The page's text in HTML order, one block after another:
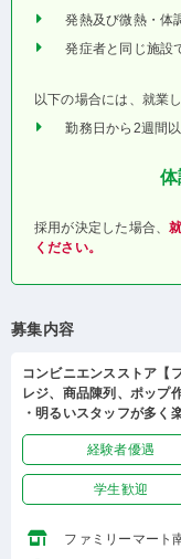
発熱及び微熱・体
発症者と同じ施設
以下の場合には、就業
勤務日から2週間
採用が決定した場合、
ください。
募集内容
コンビニエンスストア【
レジ、商品陳列、ポップ
・明るいスタッフが多く
経験者優遇
学生歓迎
ファミリーマート